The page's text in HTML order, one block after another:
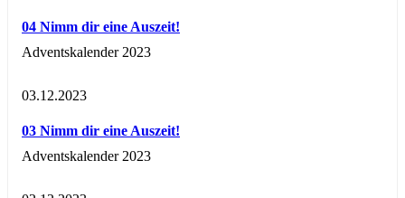
04 Nimm dir eine Auszeit!
Adventskalender 2023
03.12.2023
03 Nimm dir eine Auszeit!
Adventskalender 2023